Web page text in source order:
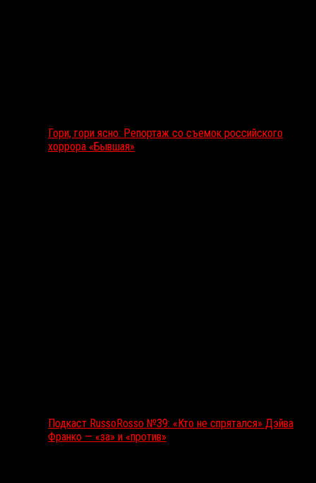
Гори, гори ясно: Репортаж со съемок российского
хоррора «Бывшая»
Подкаст RussoRosso №39: «Кто не спрятался» Дэйва
Франко — «за» и «против»